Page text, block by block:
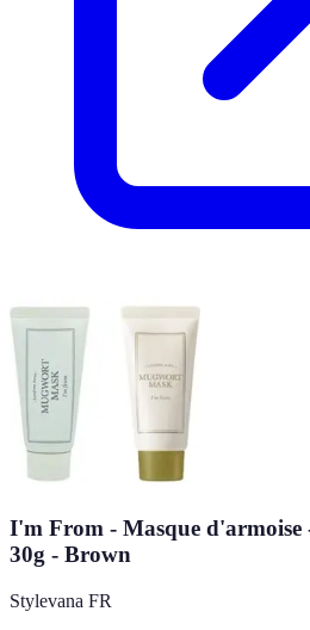
I'm From - Masque d'armoise
30g - Brown
Stylevana FR